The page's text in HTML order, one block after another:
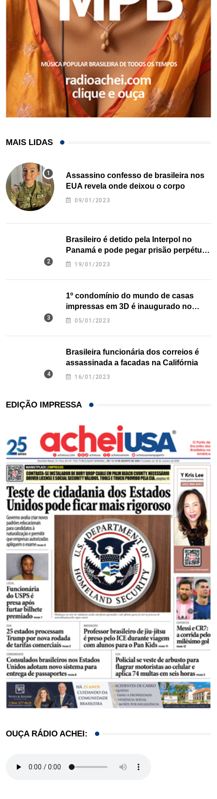
MAIS LIDAS
Assassino confesso de brasileira nos
EUA revela onde deixou o corpo
09/01/2023
Brasileiro é detido pela Interpol no
Panamá e pode pegar prisão perpétua
nos EUA
19/01/2023
1º condomínio do mundo de casas
impressas em 3D é inaugurado no
Texas
05/01/2023
Brasileira funcionária dos correios é
assassinada a facadas na Califórnia
16/01/2023
EDIÇÃO IMPRESSA
OUÇA RÁDIO ACHEI: